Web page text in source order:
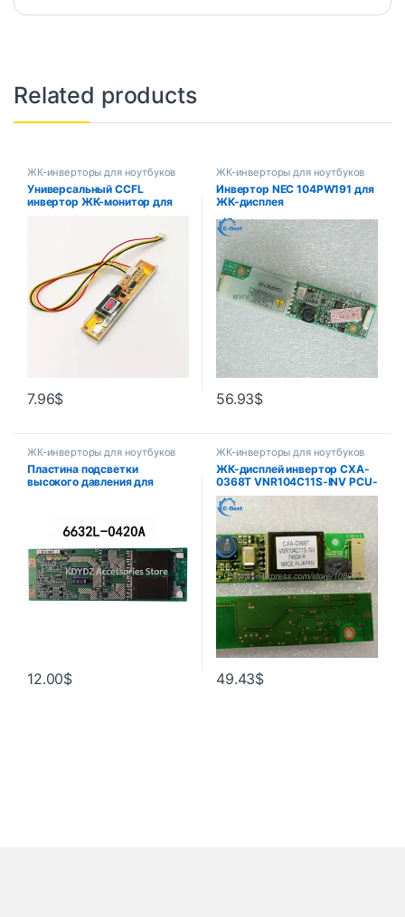
Related products
ЖК-инверторы для ноутбуков
Универсальный CCFL
инвертор ЖК-монитор для
Бесплатная доставка
7.96$
ЖК-инверторы для ноутбуков
Инвертор NEC 104PW191 для
ЖК-дисплея
56.93$
ЖК-инверторы для ноутбуков
Пластина подсветки
высокого давления для
12.00$
ЖК-инверторы для ноутбуков
ЖК-дисплей инвертор CXA-
0368T VNR104C11S-INV PCU-
P153B для ЖК-дисплей
LTD104C11S
49.43$